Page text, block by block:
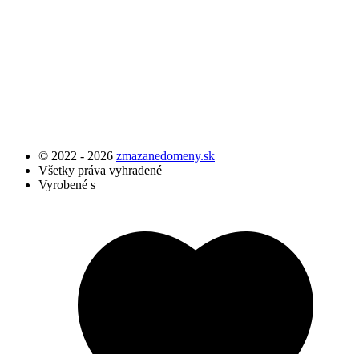
© 2022 - 2026 zmazanedomeny.sk
Všetky práva vyhradené
Vyrobené s